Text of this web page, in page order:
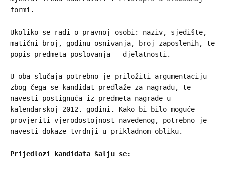
formi.
Ukoliko se radi o pravnoj osobi: naziv, sjedište,
matični broj, godinu osnivanja, broj zaposlenih, te
popis predmeta poslovanja – djelatnosti.
U oba slučaja potrebno je priložiti argumentaciju
zbog čega se kandidat predlaže za nagradu, te
navesti postignuća iz predmeta nagrade u
kalendarskoj 2012. godini. Kako bi bilo moguće
provjeriti vjerodostojnost navedenog, potrebno je
navesti dokaze tvrdnji u prikladnom obliku.
Prijedlozi kandidata šalju se: